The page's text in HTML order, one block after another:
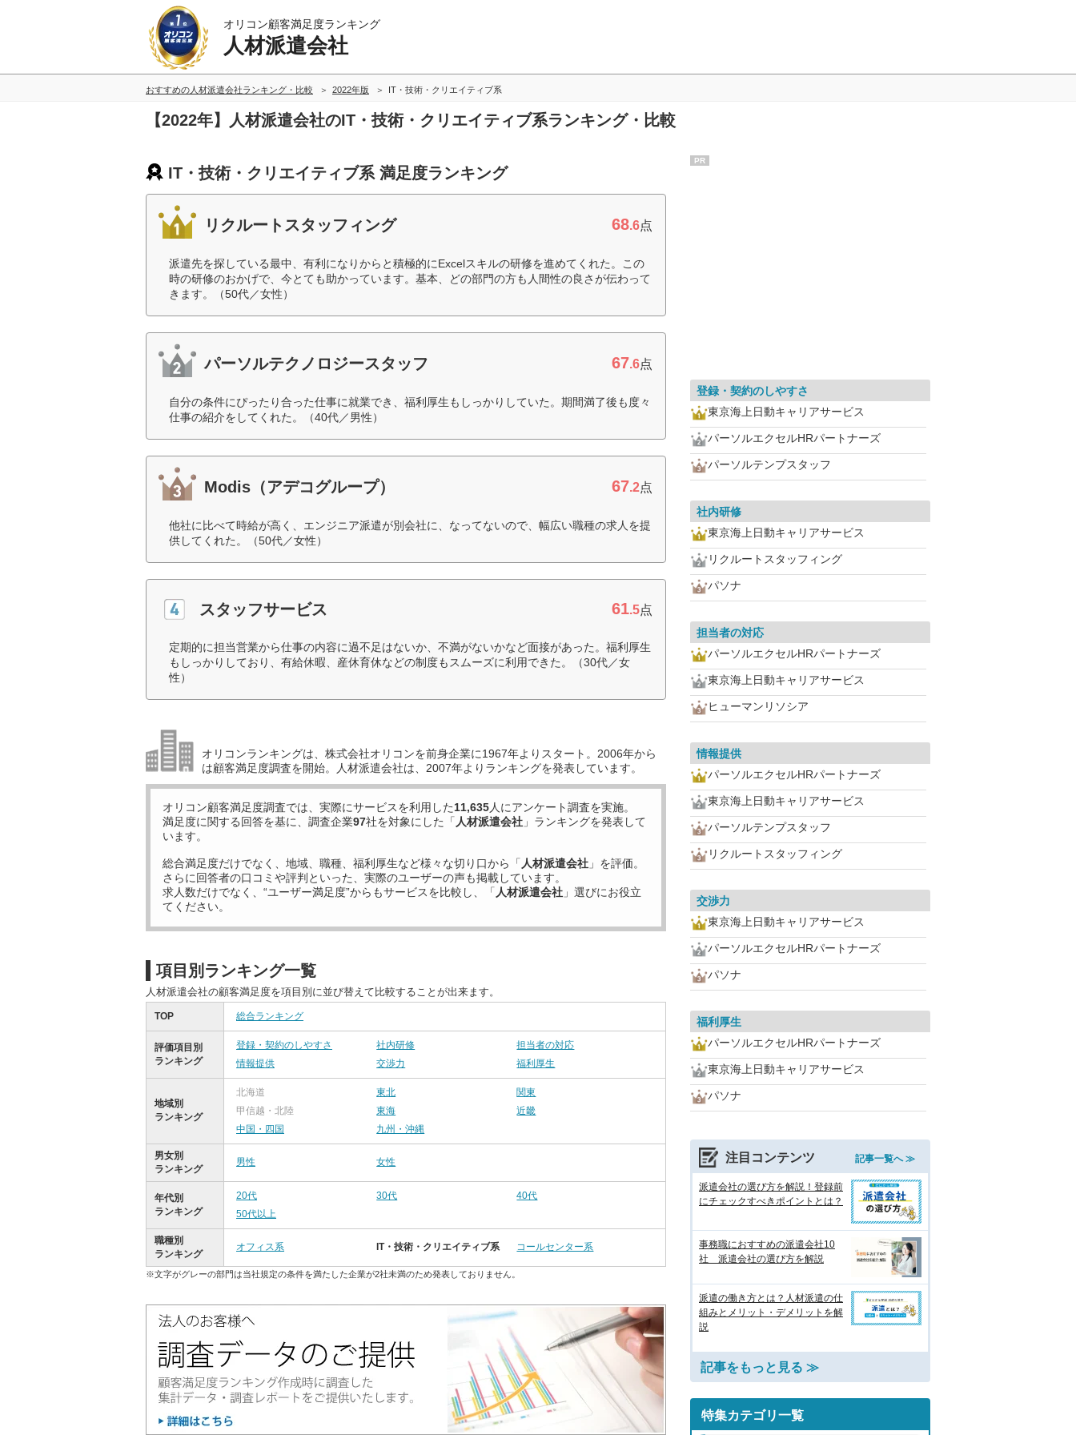
オリコン顧客満足度ランキング
人材派遣会社
おすすめの人材派遣会社ランキング・比較 2022年版 IT・技術・クリエイティブ系
【2022年】人材派遣会社のIT・技術・クリエイティブ系ランキング・比較
IT・技術・クリエイティブ系 満足度ランキング
リクルートスタッフィング 68.6点
派遣先を探している最中、有利になりからと積極的にExcelスキルの研修を進めてくれた。この
時の研修のおかげで、今とても助かっています。基本、どの部門の方も人間性の良さが伝わって
きます。（50代／女性）
パーソルテクノロジースタッフ 67.6点
自分の条件にぴったり合った仕事に就業でき、福利厚生もしっかりしていた。期間満了後も度々
仕事の紹介をしてくれた。（40代／男性）
Modis（アデコグループ） 67.2点
他社に比べて時給が高く、エンジニア派遣が別会社に、なってないので、幅広い職種の求人を提
供してくれた。（50代／女性）
スタッフサービス 61.5点
定期的に担当営業から仕事の内容に過不足はないか、不満がないかなど面接があった。福利厚生
もしっかりしており、有給休暇、産休育休などの制度もスムーズに利用できた。（30代／女
性）
オリコンランキングは、株式会社オリコンを前身企業に1967年よりスタート。2006年から
は顧客満足度調査を開始。人材派遣会社は、2007年よりランキングを発表しています。
オリコン顧客満足度調査では、実際にサービスを利用した11,635人にアンケート調査を実施。
満足度に関する回答を基に、調査企業97社を対象にした「 人材派遣会社 」ランキングを発表して
います。
総合満足度だけでなく、地域、職種、福利厚生など様々な切り口から「 人材派遣会社 」を評価。
さらに回答者の口コミや評判といった、実際のユーザーの声も掲載しています。
求人数だけでなく、“ユーザー満足度”からもサービスを比較し、「 人材派遣会社 」選びにお役立
てください。
項目別ランキング一覧
人材派遣会社の顧客満足度を項目別に並び替えて比較することが出来ます。
TOP 総合ランキング
評価項目別
ランキング
登録・契約のしやすさ 社内研修
担当者の対応
情報提供
交渉力 福利厚生
地域別
ランキング
北海道 東北
関東
甲信越・北陸
東海
近畿
中国・四国
九州・沖縄
男女別
ランキング
男性 女性
年代別
ランキング
20代 30代
40代
50代以上
職種別
ランキング
オフィス系 IT・技術・クリエイティブ系 コールセンター系
※文字がグレーの部門は当社規定の条件を満たした企業が2社未満のため発表しておりません。
PR
登録・契約のしやすさ
東京海上日動キャリアサービス
パーソルエクセルHRパートナーズ
パーソルテンプスタッフ
社内研修
東京海上日動キャリアサービス
リクルートスタッフィング
パソナ
担当者の対応
パーソルエクセルHRパートナーズ
東京海上日動キャリアサービス
ヒューマンリソシア
情報提供
パーソルエクセルHRパートナーズ
東京海上日動キャリアサービス
パーソルテンプスタッフ
リクルートスタッフィング
交渉力
東京海上日動キャリアサービス
パーソルエクセルHRパートナーズ
パソナ
福利厚生
パーソルエクセルHRパートナーズ
東京海上日動キャリアサービス
パソナ
注目コンテンツ 記事一覧へ ≫
派遣会社の選び方を解説！登録前
にチェックすべきポイントとは？
事務職におすすめの派遣会社10
社 派遣会社の選び方を解説
派遣の働き方とは？人材派遣の仕
組みとメリット・デメリットを解
説
記事をもっと見る ≫
特集カテゴリ一覧